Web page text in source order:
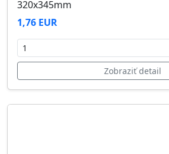
320x345mm
1,76 EUR
Zobraziť detail